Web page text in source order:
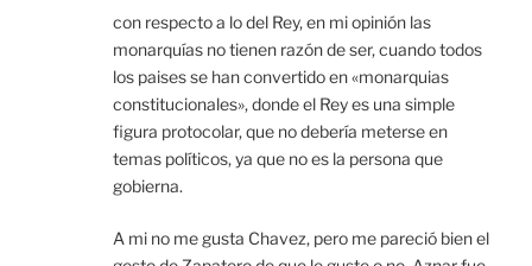
con respecto a lo del Rey, en mi opinión las
monarquías no tienen razón de ser, cuando todos
los paises se han convertido en «monarquias
constitucionales», donde el Rey es una simple
figura protocolar, que no debería meterse en
temas políticos, ya que no es la persona que
gobierna.
A mi no me gusta Chavez, pero me pareció bien el